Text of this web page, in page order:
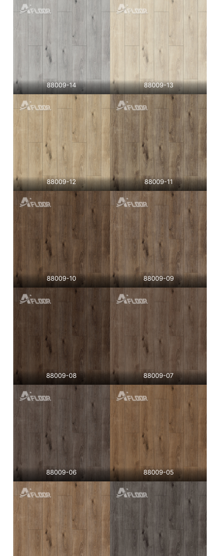
88009-14 88009-13
88009-12 88009-11
88009-10 88009-09
88009-08 88009-07
88009-06 88009-05